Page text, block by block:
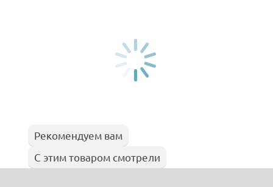
Рекомендуем вам
С этим товаром смотрели